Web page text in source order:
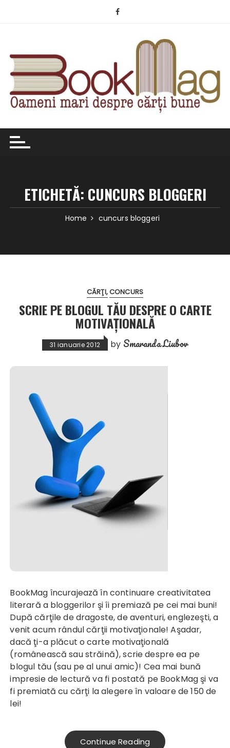
ETICHETĂ: CUNCURS BLOGGERI
Home cuncurs bloggeri
CĂRŢI CONCURS
SCRIE PE BLOGUL TĂU DESPRE O CARTE
MOTIVAŢIONALĂ
31 ianuarie 2012 by Smaranda Liubov
BookMag încurajează în continuare creativitatea
literară a bloggerilor şi îi premiază pe cei mai buni!
După cărţile de dragoste, de aventuri, englezeşti, a
venit acum rândul cărţii motivaţionale! Aşadar,
dacă ţi-a plăcut o carte motivaţională
(românească sau străină), scrie despre ea pe
blogul tău (sau pe al unui amic)! Cea mai bună
impresie de lectură va fi postată pe BookMag şi va
fi premiată cu cărţi la alegere în valoare de 150 de
lei!
Continue Reading